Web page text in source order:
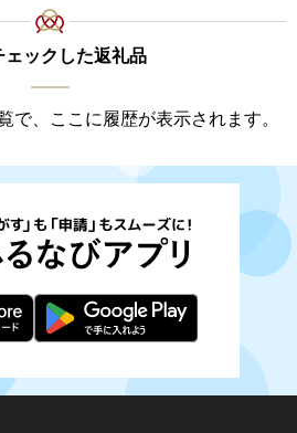
ェックした返礼品
で、ここに履歴が表示されます。